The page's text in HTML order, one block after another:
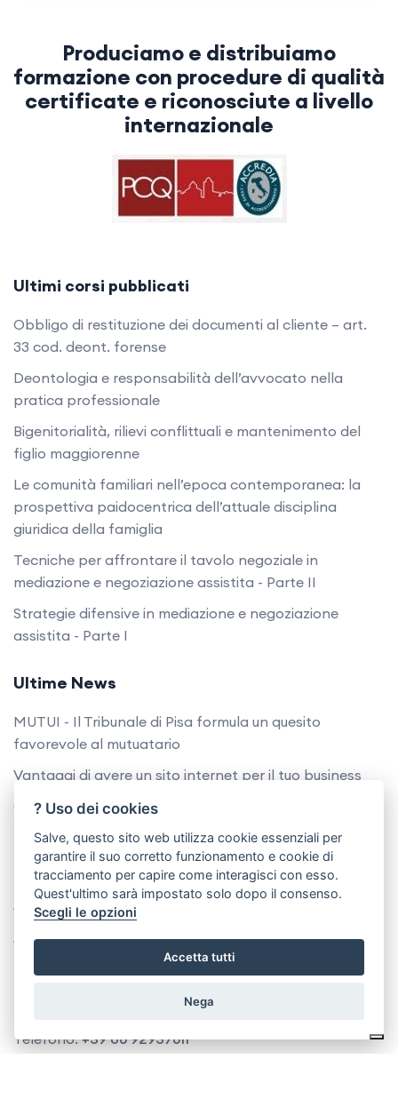
Produciamo e distribuiamo
formazione con procedure di qualità
certificate e riconosciute a livello
internazionale
Ultimi corsi pubblicati
Obbligo di restituzione dei documenti al cliente – art.
33 cod. deont. forense
Deontologia e responsabilità dell’avvocato nella
pratica professionale
Bigenitorialità, rilievi conflittuali e mantenimento del
figlio maggiorenne
Le comunità familiari nell’epoca contemporanea: la
prospettiva paidocentrica dell’attuale disciplina
giuridica della famiglia
Tecniche per affrontare il tavolo negoziale in
mediazione e negoziazione assistita - Parte II
Strategie difensive in mediazione e negoziazione
assistita - Parte I
Ultime News
MUTUI - Il Tribunale di Pisa formula un quesito
favorevole al mutuatario
Vantaggi di avere un sito internet per il tuo business
QUANTO COSTA FAR REALIZZARE UN SITO
Il sito internet come mezzo per trovare nuovi clienti
Sede Legale
Via Latiano, 5
72024, Oria (Br)
Telefono:+39 06 92937611
? Uso dei cookies
Salve, questo sito web utilizza cookie essenziali per
garantire il suo corretto funzionamento e cookie di
tracciamento per capire come interagisci con esso.
Quest'ultimo sarà impostato solo dopo il consenso.
Scegli le opzioni
Accetta tutti
Nega